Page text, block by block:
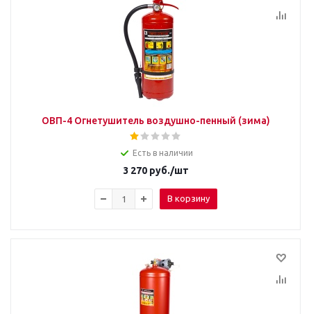
ОВП-4 Огнетушитель воздушно-пенный (зима)
Есть в наличии
3 270 руб./шт
В корзину